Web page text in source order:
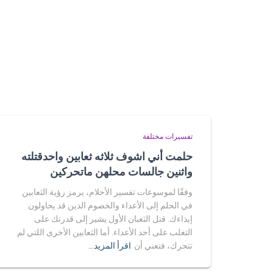
تفسيرات مختلفة
حلمت أني اشوف ثلاثه ثعابين واحدقتلته
واثنين جالسات محلهن ماتحركين
وفقًا لموسوعات تفسير الأحلام، يرمز رؤية الثعابين
في الحلم إلى الأعداء والخصوم الذين قد يحاولون
إيذاءك. قتل الثعبان الأول يشير إلى قدرتك على
التغلب على أحد الأعداء. أما الثعابين الأخرى اللتي لم
تتحرك، فتعني أن اقرأ المزيد…